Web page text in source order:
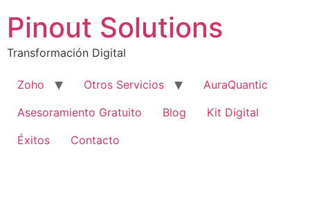
Pinout Solutions
Transformación Digital
Zoho Otros Servicios
AuraQuantic
Asesoramiento Gratuito
Blog
Kit Digital
Éxitos
Contacto